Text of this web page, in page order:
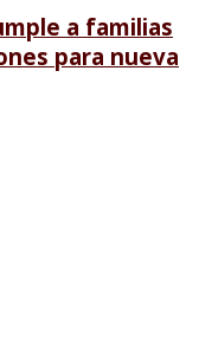
a familias
para nueva